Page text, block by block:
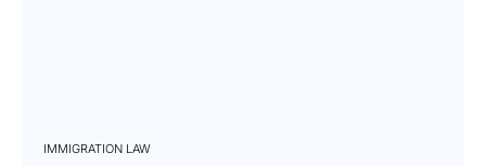
IMMIGRATION LAW